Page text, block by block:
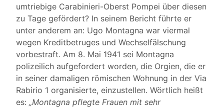
umtriebige Carabinieri-Oberst Pompei über diesen
zu Tage gefördert? In seinem Bericht führte er
unter anderem an: Ugo Montagna war viermal
wegen Kreditbetruges und Wechselfälschung
vorbestraft. Am 8. Mai 1941 sei Montagna
polizeilich aufgefordert worden, die Orgien, die er
in seiner damaligen römischen Wohnung in der Via
Rabirio 1 organisierte, einzustellen. Wörtlich heißt
es: „Montagna pflegte Frauen mit sehr